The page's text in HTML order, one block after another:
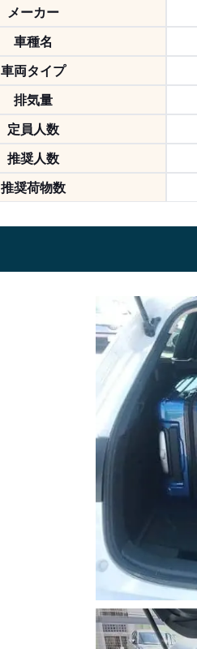
メーカー
車種名
車両タイプ
排気量
定員人数
推奨人数
推奨荷物数